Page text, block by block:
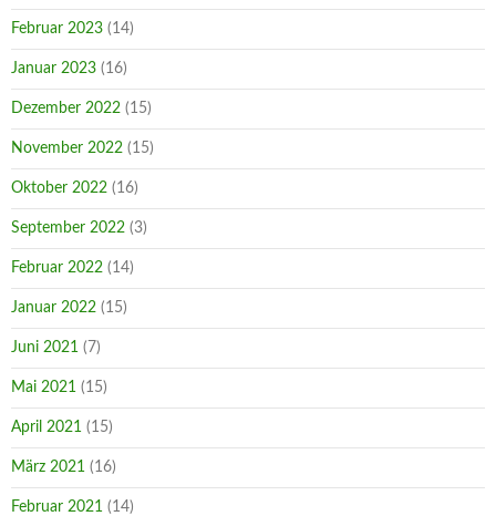
Februar 2023 (14)
Januar 2023 (16)
Dezember 2022 (15)
November 2022 (15)
Oktober 2022 (16)
September 2022 (3)
Februar 2022 (14)
Januar 2022 (15)
Juni 2021 (7)
Mai 2021 (15)
April 2021 (15)
März 2021 (16)
Februar 2021 (14)